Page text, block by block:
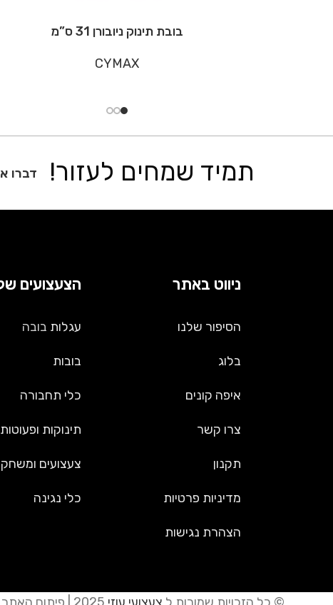
בובת תינוק ניובורן 31 ס”מ
CYMAX
תמיד שמחים לעזור! דברו
ניווט באתר
הסיפור שלנו
בלוג
איפה קונים
צרו קשר
תקנון
מדיניות פרטיות
הצהרת נגישות
הצעצועים
עגלות בובה
בובות
כלי תחבורה
תינוקות ופעוטות
צעצועים
כלי נגינה